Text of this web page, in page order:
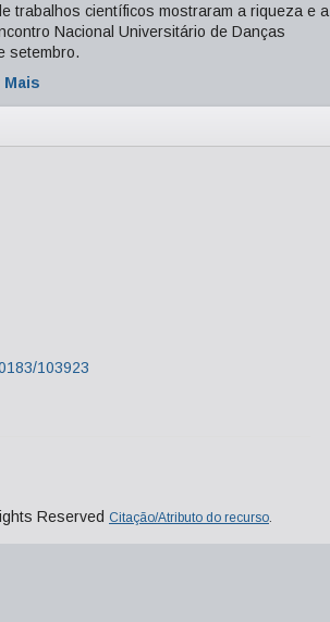
trabalhos científicos mostraram a riqueza e a
Nacional Universitário de Danças
setembro.
103923
Reserved Citação/Atributo do recurso.